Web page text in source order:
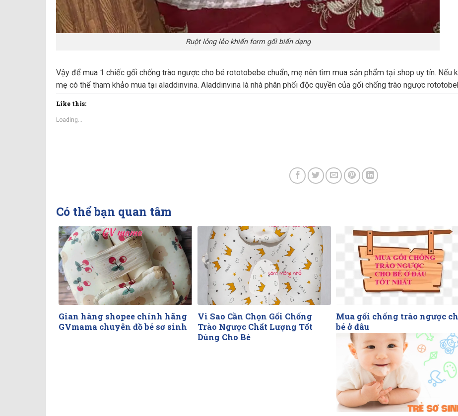
Ruột lỏng lẻo khiến form gối biến dạng
Vậy để mua 1 chiếc gối chống trào ngược cho bé rototobebe chuẩn, mẹ nên tìm mua sản phẩm tại shop uy tín. Nếu
mẹ có thể tham khảo mua tại aladdinvina. Aladdinvina là nhà phân phối độc quyền của gối chống trào ngược
Like this:
Loading...
Có thể bạn quan tâm
Gian hàng shopee chính hãng
GVmama chuyên đồ bé sơ sinh
Vì Sao Cần Chọn Gối Chống
Trào Ngược Chất Lượng Tốt
Dùng Cho Bé
Mua gối chống trào ngược
bé ở đâu